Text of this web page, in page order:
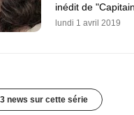
inédit de
lundi 1 avril 2019
news sur cette série